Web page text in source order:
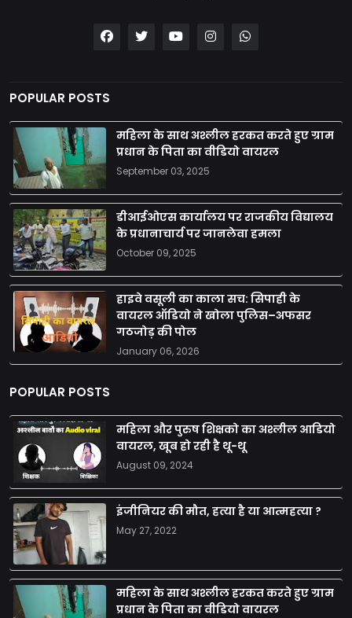
POPULAR POSTS
महिला के साथ अश्लील हरकत करते हुए ग्राम
प्रधान के पिता का वीडियो वायरल
September 03, 2025
डीआईओएस कार्यालय पर राजकीय विद्यालय
के प्रधानाचार्य पर जानलेवा हमला
October 09, 2025
हाइवे वसूली का काला सच: सिपाही के
वायरल ऑडियो ने खोला पुलिस–अफसर
गठजोड़ की पोल
January 06, 2026
POPULAR POSTS
महिला और पुरुष शिक्षको का अश्लील आडियो
वायरल, खूब हो रही है थू-थू
August 09, 2024
इंजीनियर की मौत, हत्या है या आत्महत्या ?
May 27, 2022
महिला के साथ अश्लील हरकत करते हुए ग्राम
प्रधान के पिता का वीडियो वायरल